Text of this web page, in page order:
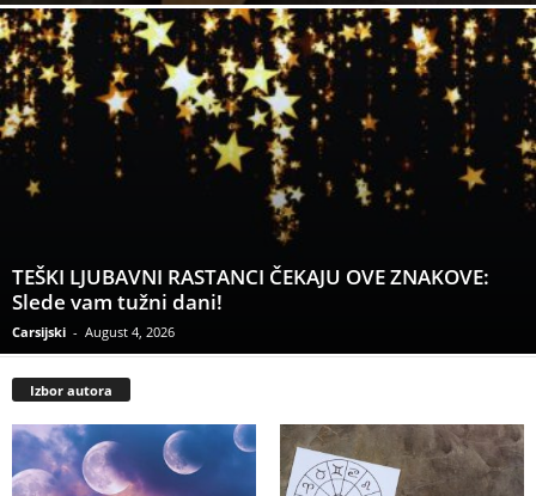
TEŠKI LJUBAVNI RASTANCI ČEKAJU OVE ZNAKOVE:
Slede vam tužni dani!
Carsijski - August 4, 2026
Izbor autora